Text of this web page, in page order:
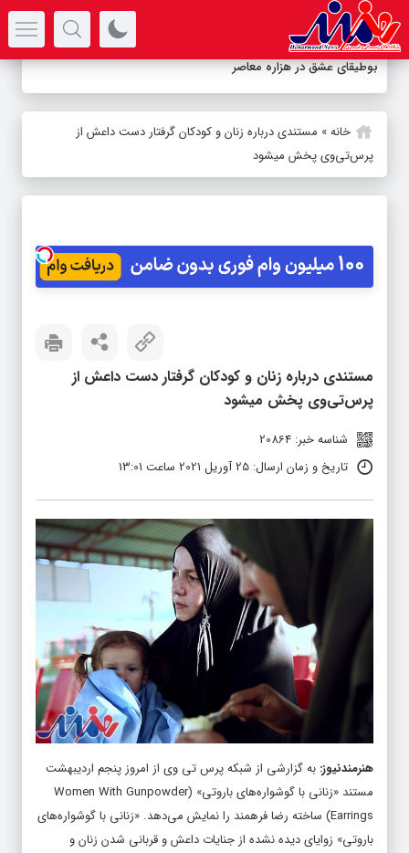
بوطیقای عشق در هزاره معاصر
خانه» مستندی درباره زنان و کودکان گرفتار دست داعش از
پرس‌تی‌وی پخش میشود
مستندی درباره زنان و کودکان گرفتار دست داعش از
پرس‌تی‌وی پخش میشود
شناسه خبر: 20864
تاریخ و زمان ارسال: 25 آوریل 2021 ساعت 13:01
هنرمندنیوز: به گزارشی از شبکه پرس تی وی از امروز پنجم اردیبهشت
مستند «زنانی با گوشواره‌های باروتی» (Women With Gunpowder
Earrings) ساخته رضا فرهمند را نمایش می‌دهد. «زنانی با گوشواره‌های
باروتی» زوایای دیده نشده از جنایات داعش و قربانی شدن زنان و